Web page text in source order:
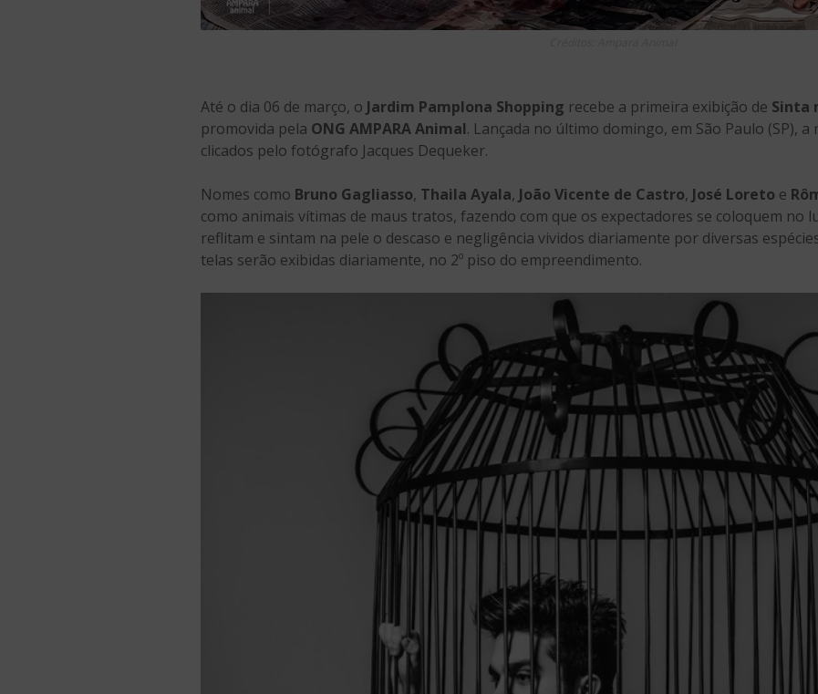
Até o dia 06 de março, o Jardim Pamplona Shopping recebe a primeira exibição de Sinta
promovida pela ONG AMPARA Animal. Lançada no último domingo, em São Paulo (SP),
clicados pelo fotógrafo Jacques Dequeker.
Nomes como Bruno Gagliasso, Thaila Ayala, João Vicente de Castro, José Loreto e
como animais vítimas de maus tratos, fazendo com que os expectadores se coloquem no
reflitam e sintam na pele o descaso e negligência vividos diariamente por diversas
telas serão exibidas diariamente, no 2º piso do empreendimento.